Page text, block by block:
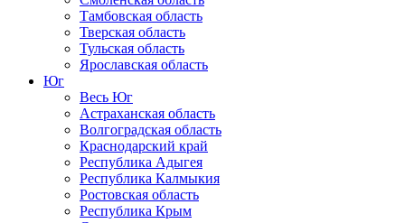
Тамбовская область
Тверская область
Тульская область
Ярославская область
Юг
Весь Юг
Астраханская область
Волгоградская область
Краснодарский край
Республика Адыгея
Республика Калмыкия
Ростовская область
Республика Крым